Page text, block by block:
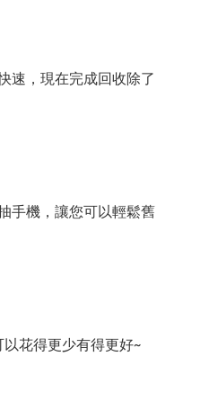
速，現在完成回收除了
手機，讓您可以輕鬆舊
花得更少有得更好~